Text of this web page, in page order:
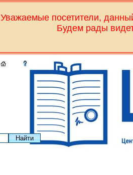
Уважаемые посетители,
Будем рады